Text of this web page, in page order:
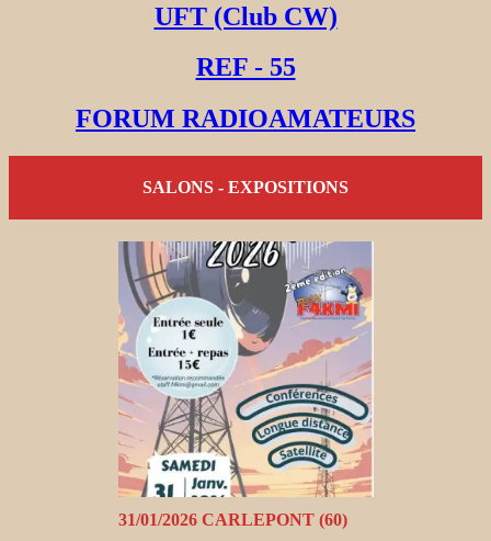
UFT (Club CW)
REF - 55
FORUM RADIOAMATEURS
SALONS - EXPOSITIONS
31/01/2026 CARLEPONT (60)